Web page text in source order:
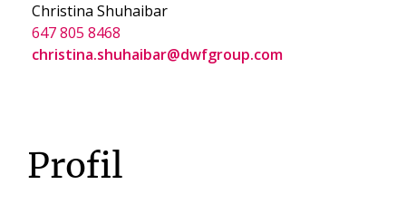
Christina Shuhaibar
647 805 8468
christina.shuhaibar@dwfgroup.com
Profil